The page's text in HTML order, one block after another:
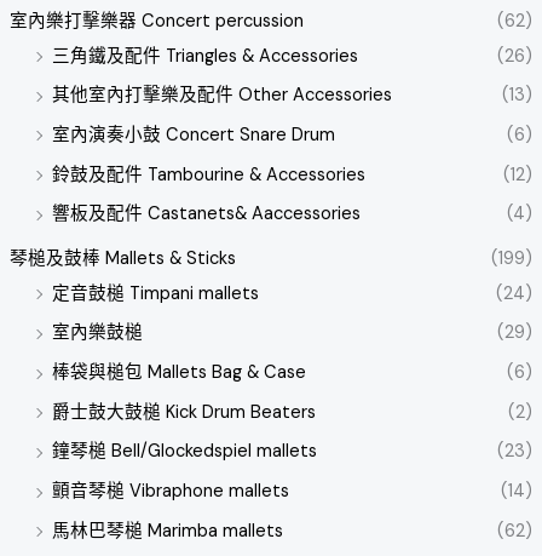
室內樂打擊樂器 Concert percussion
(62)
三角鐵及配件 Triangles & Accessories
(26)
其他室內打擊樂及配件 Other Accessories
(13)
室內演奏小鼓 Concert Snare Drum
(6)
鈴鼓及配件 Tambourine & Accessories
(12)
響板及配件 Castanets& Aaccessories
(4)
琴槌及鼓棒 Mallets & Sticks
(199)
定音鼓槌 Timpani mallets
(24)
室內樂鼓槌
(29)
棒袋與槌包 Mallets Bag & Case
(6)
爵士鼓大鼓槌 Kick Drum Beaters
(2)
鐘琴槌 Bell/Glockedspiel mallets
(23)
顫音琴槌 Vibraphone mallets
(14)
馬林巴琴槌 Marimba mallets
(62)